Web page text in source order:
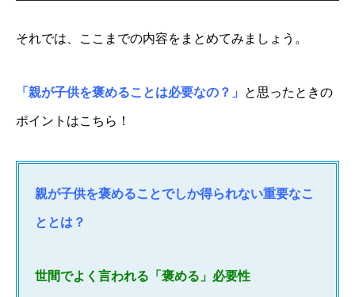
それでは、ここまでの内容をまとめてみましょう。
「親が子供を褒めることは必要なの？」 と思ったときの
ポイントはこちら！
親が子供を褒めることでしか得られない重要なこ
ととは？
世間でよく言われる「褒める」必要性